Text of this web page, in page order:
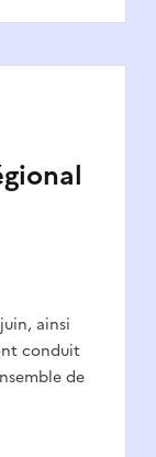
ainsi
conduit
de